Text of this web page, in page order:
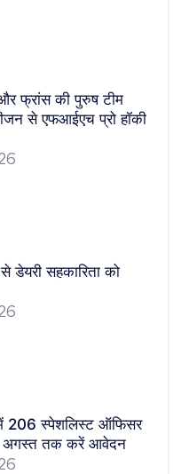
फ्रांस की पुरुष टीम
से एफआईएच प्रो हॉकी
डेयरी सहकारिता को
206 स्पेशलिस्ट ऑफिसर
अगस्त तक करें आवेदन